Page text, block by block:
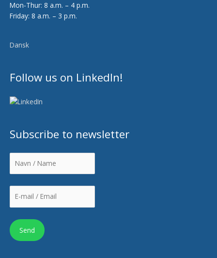
Mon-Thur: 8 a.m. – 4 p.m.
Friday: 8 a.m. – 3 p.m.
Dansk
Follow us on LinkedIn!
Subscribe to newsletter